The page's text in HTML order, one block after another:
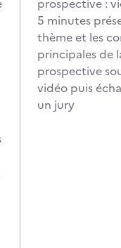
prospective :
5 minutes
thème et les
principales de
prospective
vidéo puis
un jury